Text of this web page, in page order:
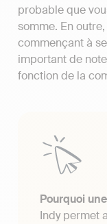
probable que
somme. En
commençant à
important de
fonction de la
Pourquoi
Indy permet